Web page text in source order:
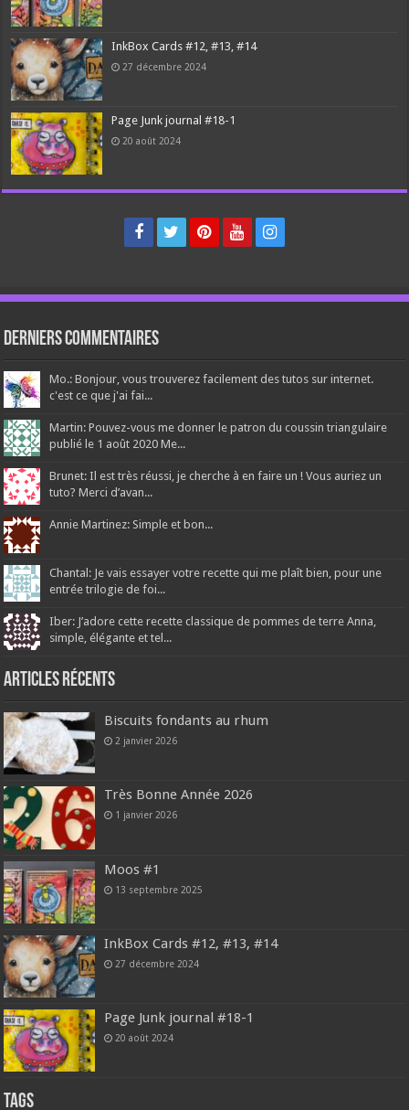
InkBox Cards #12, #13, #14
27 décembre 2024
Page Junk journal #18-1
20 août 2024
Derniers Commentaires
Mo.: Bonjour, vous trouverez facilement des tutos sur internet.
c'est ce que j'ai fai...
Martin: Pouvez-vous me donner le patron du coussin triangulaire
publié le 1 août 2020 Me...
Brunet: Il est très réussi, je cherche à en faire un ! Vous auriez un
tuto? Merci d’avan...
Annie Martinez: Simple et bon...
Chantal: Je vais essayer votre recette qui me plaît bien, pour une
entrée trilogie de foi...
Iber: J’adore cette recette classique de pommes de terre Anna,
simple, élégante et tel...
Articles récents
Biscuits fondants au rhum
2 janvier 2026
Très Bonne Année 2026
1 janvier 2026
Moos #1
13 septembre 2025
InkBox Cards #12, #13, #14
27 décembre 2024
Page Junk journal #18-1
20 août 2024
Tags